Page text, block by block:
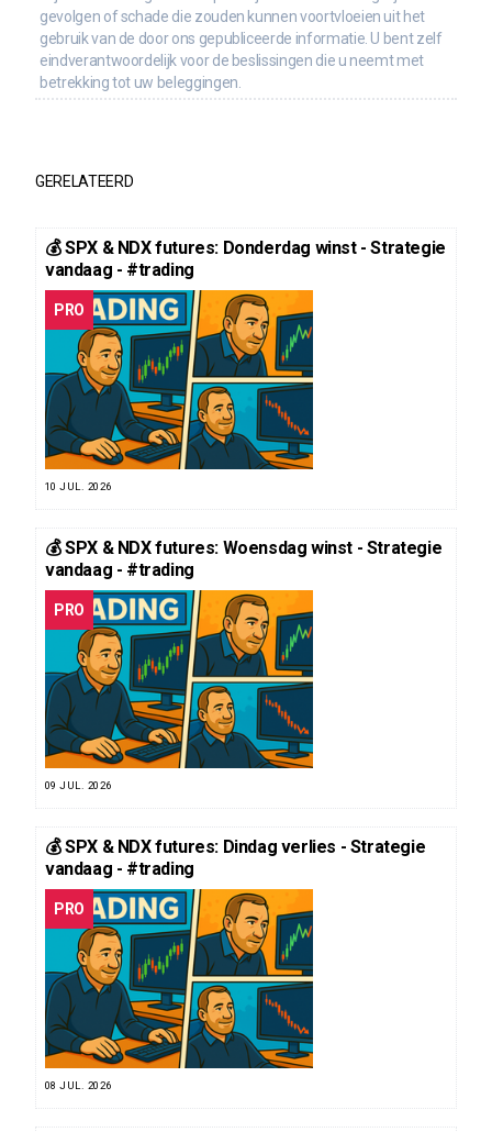
gevolgen of schade die zouden kunnen voortvloeien uit het
gebruik van de door ons gepubliceerde informatie. U bent zelf
eindverantwoordelijk voor de beslissingen die u neemt met
betrekking tot uw beleggingen.
GERELATEERD
💰 SPX & NDX futures: Donderdag winst - Strategie
vandaag - #trading
PRO
10 JUL. 2026
💰 SPX & NDX futures: Woensdag winst - Strategie
vandaag - #trading
PRO
09 JUL. 2026
💰 SPX & NDX futures: Dindag verlies - Strategie
vandaag - #trading
PRO
08 JUL. 2026